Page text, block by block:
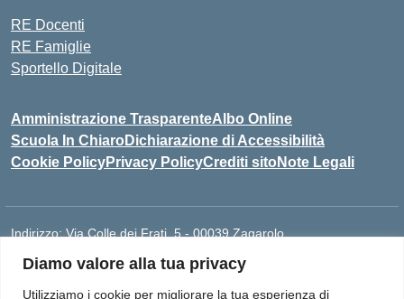
Diamo valore alla tua privacy
Utilizziamo i cookie per migliorare la tua esperienza di
RE Docenti
RE Famiglie
Sportello Digitale
Amministrazione TrasparenteAlbo Online
Scuola In Chiaro Dichiarazione di Accessibilità
Cookie PolicyPrivacy PolicyCrediti sito Note Legali
Indirizzo: Via Colle dei Frati, 5 - 00039 Zagarolo
Posta elettronica certificata (PEC):rmis077005@pec.istruzione.it